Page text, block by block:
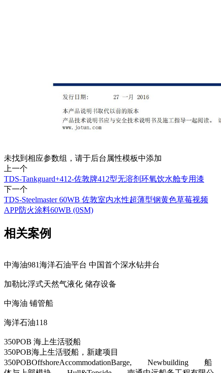
未找到相应参数组，请于后台属性模板中添加
上一个
TDS-Tankguard+412-佐敦牌412型无溶剂环氧饮水舱专用漆
下一个
TDS-Steelmaster 60WB 佐敦室内水性超薄型钢黄色草莓视频
APP防火涂料60WB (0SM)
相关案例
中海油981海洋石油平台 中国首个深水钻井台
加勒比浮式天然气液化 储存设备
中海油 铺管船
海洋石油118
350POB 海上生活驳船
350POB海上生活驳船，新建项目
350POBOffshoreAccommodationBarge, Newbuilding 船